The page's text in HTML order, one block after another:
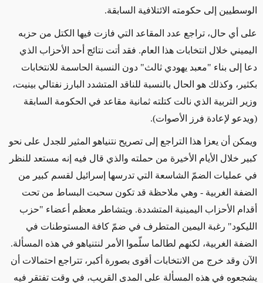
الوسطيين إلى حكومته الائتلافية السابقة.
على أي حال، تراجع عدد المقاعد التي فازت فيها الكتل من حزبه
اليميني خلال انتخابات هذا العام. فقد أتت نتائج أحد الأحزاب الذي
دعا إلى بناء "معبد يهودي ثالث" دون النسبة الحاسمة للانتخابات
بكثير، وكذلك هو الحال بالنسبة للناقد المتشدد البارز نفتالي بينيت،
وزير التربية الذي نالت كتلته ثمانية مقاعد في الحكومة السابقة
(ويدعو لإعادة فرز الأصوات).
ويمكن أن يعزا هذا التراجع إلى تصريح نتنياهو المثير للجدل على نحو
كبير خلال الأيام الأخيرة من حملته والذي قال فيه إنه مستعد للنظر
في عمليات الضمّ الشاسعة التي تدرسها إسرائيل لقسم كبير من
الضفة الغربية - وهي ملاحظة قد تكون سحبت البساط من تحت
أقدام الأحزاب اليمينية المتشددة. ويتشاطر معظم أعضاء "حزب
الليكود" رغبة اليمين المتطرف في ضمّ كافة المستوطنات في
الضفة الغربية، لكنهم لطالما سلّموا الأمر لنتنياهو في هذه المسألة.
الآن وقد خرج من الانتخابات أقوى بصورة أكبر، تتراجع احتمالات أن
يشجعوه في هذه المسألة على المدى القريب، في وقت تفتقر فيه